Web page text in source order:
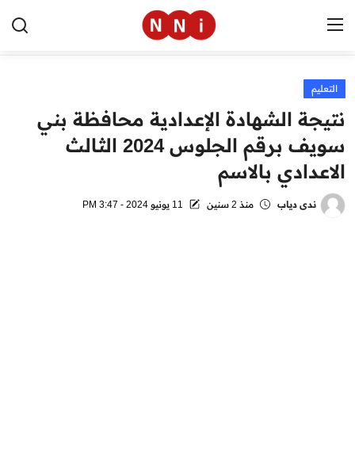
الرئيسية
اخبار مصر
العالم
الرياضة
التعليم
نتيجة الشهادة الإعدادية محافظة بني
سويف برقم الجلوس 2024 الثالث
الاعدادي بالاسم
ندى دياب منذ 2 سنين 11 يونيو 2024 - 3:47 PM